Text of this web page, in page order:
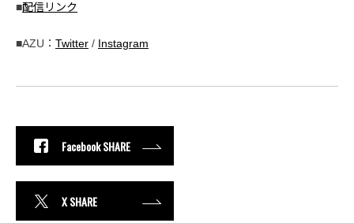
■配信リンク
■AZU： Twitter / Instagram
Facebook SHARE
X SHARE